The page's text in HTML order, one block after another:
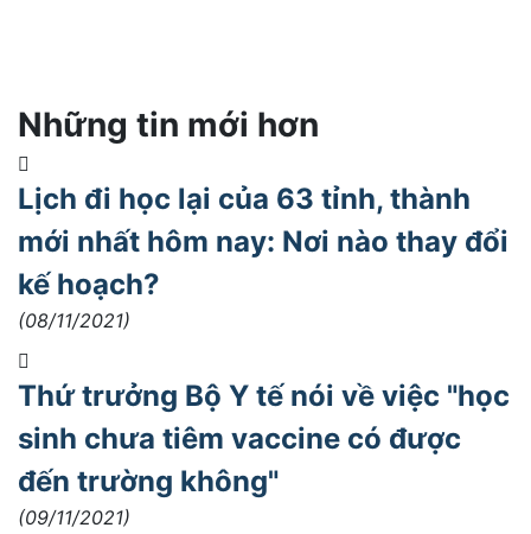
Những tin mới hơn
Lịch đi học lại của 63 tỉnh, thành
mới nhất hôm nay: Nơi nào thay đổi
kế hoạch?
(08/11/2021)
Thứ trưởng Bộ Y tế nói về việc "học
sinh chưa tiêm vaccine có được
đến trường không"
(09/11/2021)